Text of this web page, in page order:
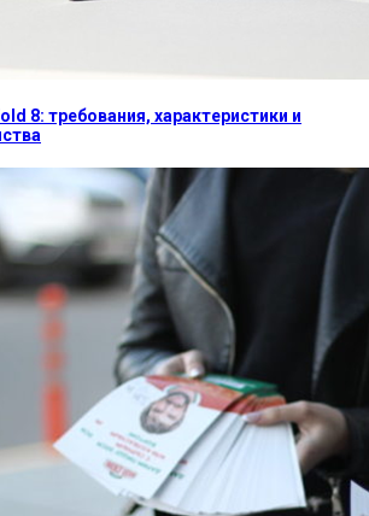
8: требования, характеристики и